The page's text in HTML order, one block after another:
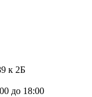
к 2Б
до 18:00